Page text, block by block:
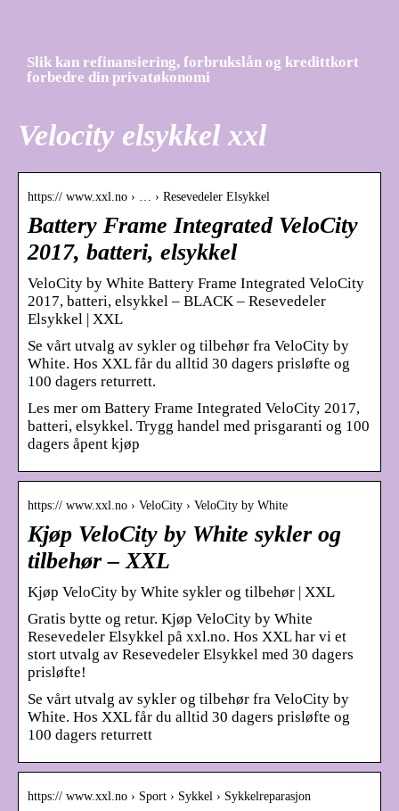
Slik kan refinansiering, forbrukslån og kredittkort
forbedre din privatøkonomi
Velocity elsykkel xxl
https:// www.xxl.no › … › Resevedeler Elsykkel
Battery Frame Integrated VeloCity
2017, batteri, elsykkel
VeloCity by White Battery Frame Integrated VeloCity
2017, batteri, elsykkel – BLACK – Resevedeler
Elsykkel | XXL
Se vårt utvalg av sykler og tilbehør fra VeloCity by
White. Hos XXL får du alltid 30 dagers prisløfte og
100 dagers returrett.
Les mer om Battery Frame Integrated VeloCity 2017,
batteri, elsykkel. Trygg handel med prisgaranti og 100
dagers åpent kjøp
https:// www.xxl.no › VeloCity › VeloCity by White
Kjøp VeloCity by White sykler og
tilbehør – XXL
Kjøp VeloCity by White sykler og tilbehør | XXL
Gratis bytte og retur. Kjøp VeloCity by White
Resevedeler Elsykkel på xxl.no. Hos XXL har vi et
stort utvalg av Resevedeler Elsykkel med 30 dagers
prisløfte!
Se vårt utvalg av sykler og tilbehør fra VeloCity by
White. Hos XXL får du alltid 30 dagers prisløfte og
100 dagers returrett
https:// www.xxl.no › Sport › Sykkel › Sykkelreparasjon